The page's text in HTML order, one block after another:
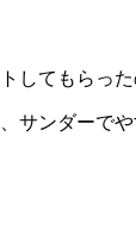
してもらった
サンダーでや